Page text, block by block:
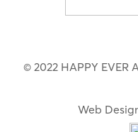
© 2022 HAPPY EVER
Web